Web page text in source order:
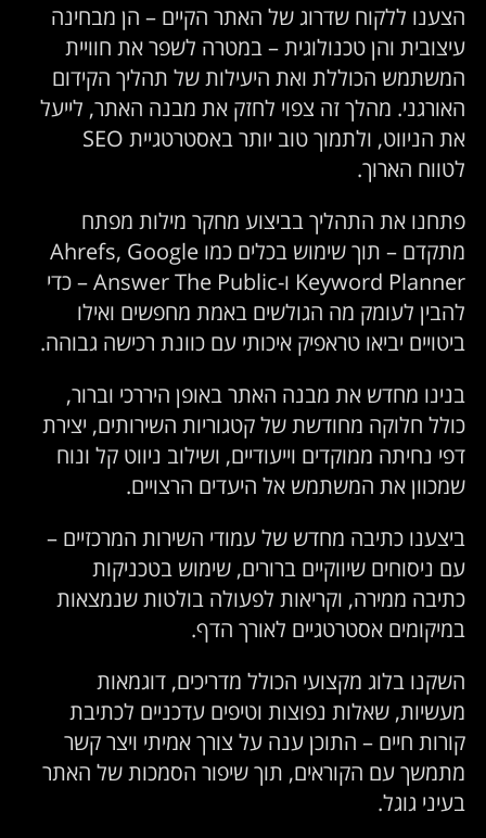
הצענו ללקוח שדרוג של האתר הקיים – הן מבחינה
עיצובית והן טכנולוגית – במטרה לשפר את חוויית
המשתמש הכוללת ואת היעילות של תהליך הקידום
האורגני. מהלך זה צפוי לחזק את מבנה האתר, לייעל
את הניווט, ולתמוך טוב יותר באסטרטגיית SEO
לטווח הארוך.
פתחנו את התהליך בביצוע מחקר מילות מפתח
מתקדם – תוך שימוש בכלים כמו Ahrefs, Google
Keyword Planner ו-Answer The Public – כדי
להבין לעומק מה הגולשים באמת מחפשים ואילו
ביטויים יביאו טראפיק איכותי עם כוונת רכישה גבוהה.
בנינו מחדש את מבנה האתר באופן היררכי וברור,
כולל חלוקה מחודשת של קטגוריות השירותים, יצירת
דפי נחיתה ממוקדים וייעודיים, ושילוב ניווט קל ונוח
שמכוון את המשתמש אל היעדים הרצויים.
ביצענו כתיבה מחדש של עמודי השירות המרכזיים –
עם ניסוחים שיווקיים ברורים, שימוש בטכניקות
כתיבה ממירה, וקריאות לפעולה בולטות שנמצאות
במיקומים אסטרטגיים לאורך הדף.
השקנו בלוג מקצועי הכולל מדריכים, דוגמאות
מעשיות, שאלות נפוצות וטיפים עדכניים לכתיבת
קורות חיים – התוכן ענה על צורך אמיתי ויצר קשר
מתמשך עם הקוראים, תוך שיפור הסמכות של האתר
בעיני גוגל.